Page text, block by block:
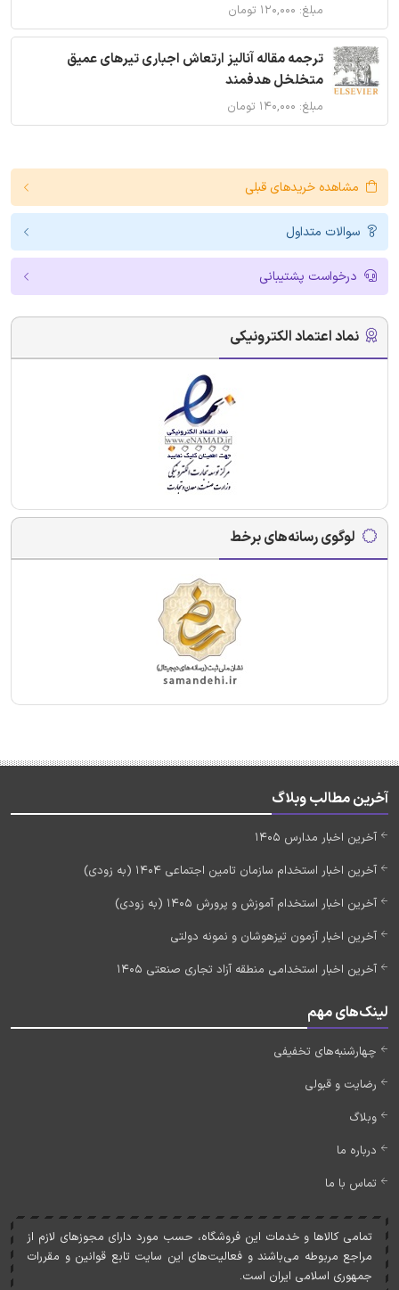
مبلغ: ۱۲۰,۰۰۰ تومان
ترجمه مقاله آنالیز ارتعاش اجباری تیرهای عمیق
متخلخل هدفمند
مبلغ: ۱۴۰,۰۰۰ تومان
مشاهده خریدهای قبلی
سوالات متداول
درخواست پشتیبانی
نماد اعتماد الکترونیکی
لوگوی رسانه‌های برخط
آخرین مطالب وبلاگ
آخرین اخبار مدارس 1405
آخرین اخبار استخدام سازمان تامین اجتماعی 1404 (به زودی)
آخرین اخبار استخدام آموزش و پرورش 1405 (به زودی)
آخرین اخبار آزمون تیزهوشان و نمونه دولتی
آخرین اخبار استخدامی منطقه آزاد تجاری صنعتی 1405
لینک‌های مهم
چهارشنبه‌های تخفیفی
رضایت و قبولی
وبلاگ
درباره ما
تماس با ما
تمامی کالاها و خدمات اين فروشگاه، حسب مورد دارای مجوزهای لازم از
مراجع مربوطه می‌باشند و فعاليت‌های اين سايت تابع قوانين و مقررات
جمهوری اسلامی ايران است.